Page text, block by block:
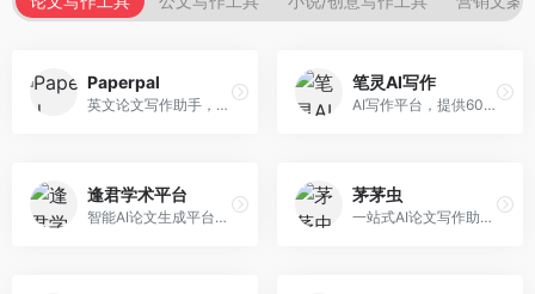
Paperpal
英文论文写作助手，专注于学术英语润色。面向需要发表国际期刊的研究者，提供语法检查、学术表达优化、格式规范等服务，英语表达地道专业。
笔灵AI写作
AI写作平台，提供600+写作模板。面向学生、职场人士和内容创作者，支持论文、公文、营销文案等多种文体，模板丰富，一键生成，写作效率大幅提升。
逢君学术平台
智能AI论文生成平台，支持查重检测。面向高校学生和研究人员，提供论文选题、内容生成、查重修改等一站式服务，学术写作流程完整。
茅茅虫
一站式AI论文写作助手，覆盖学术写作全场景。面向高校学生和科研人员，提供开题报告、文献综述、论文正文等写作服务，支持多学科多类型论文，操作简便。